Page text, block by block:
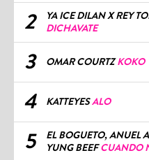
2
YA ICE DILAN X REY
DICHAVATE
3 OMAR COURTZKOKO
4 KATTEYESALO
5
EL BOGUETO, ANUEL
YUNG BEEFCUANDO